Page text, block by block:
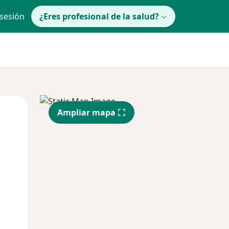
¿Eres profesional de la salud?
Jue
13 Ago
Vie
14 Ago
Ampliar mapa